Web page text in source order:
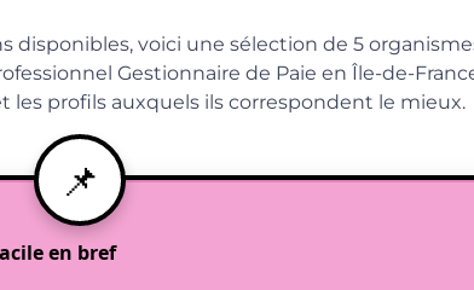
disponibles, voici une sélection de 5
Gestionnaire de Paie en Île-de-
les profils auxquels ils correspondent le mieux.
en bref